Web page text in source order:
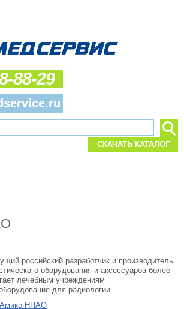
88-29
СКАЧАТЬ КАТАЛОГ
российский разработчик и производитель
оборудования и аксессуаров более
лечебным учреждениям
для радиологии.
Амико НПАО